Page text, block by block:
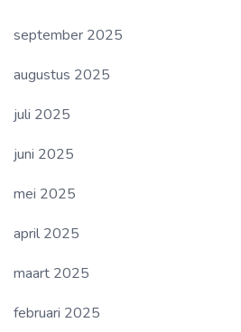
september 2025
augustus 2025
juli 2025
juni 2025
mei 2025
april 2025
maart 2025
februari 2025